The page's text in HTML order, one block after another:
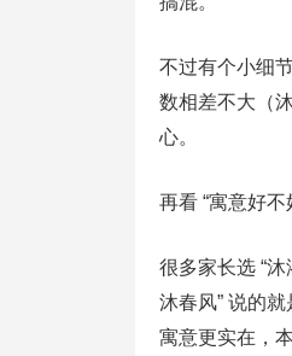
不过有个小细
数相差不大（
心。
再看 “寓意好不
很多家长选 “
沐春风” 说的
寓意更实在，